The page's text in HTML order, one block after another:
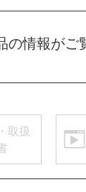
情報がご
取扱